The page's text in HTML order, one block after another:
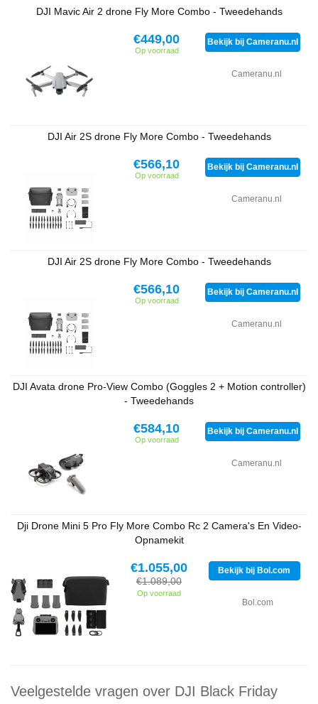
DJI Mavic Air 2 drone Fly More Combo - Tweedehands
€449,00
Op voorraad
Bekijk bij Cameranu.nl
Cameranu.nl
DJI Air 2S drone Fly More Combo - Tweedehands
€566,10
Op voorraad
Bekijk bij Cameranu.nl
Cameranu.nl
DJI Air 2S drone Fly More Combo - Tweedehands
€566,10
Op voorraad
Bekijk bij Cameranu.nl
Cameranu.nl
DJI Avata drone Pro-View Combo (Goggles 2 + Motion controller)
- Tweedehands
€584,10
Op voorraad
Bekijk bij Cameranu.nl
Cameranu.nl
Dji Drone Mini 5 Pro Fly More Combo Rc 2 Camera's En Video-
Opnamekit
€1.055,00
€1.089,00
Op voorraad
Bekijk bij Bol.com
Bol.com
Veelgestelde vragen over DJI Black Friday